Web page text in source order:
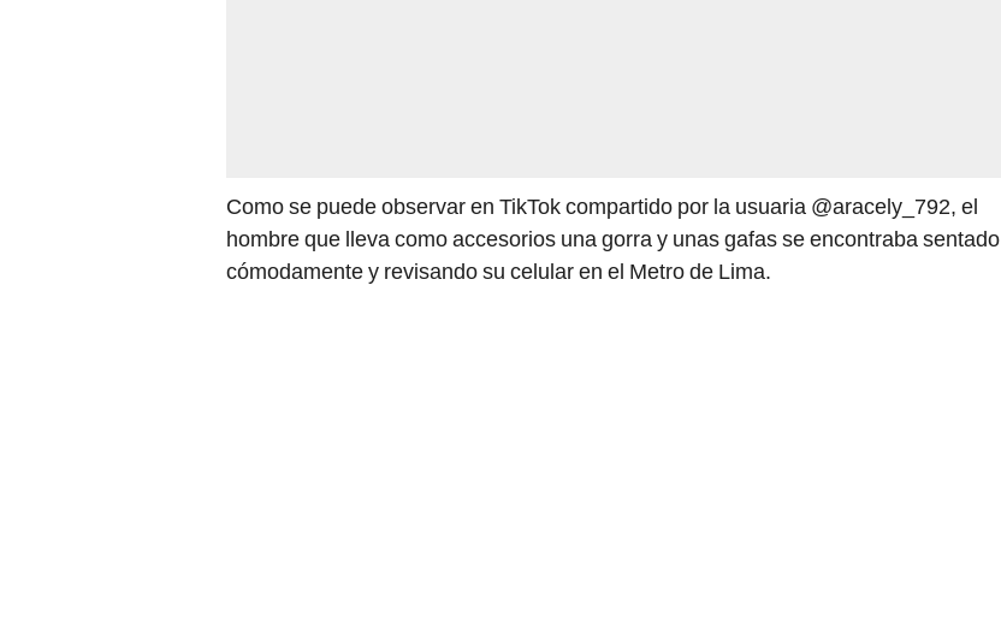
Como se puede observar en TikTok compartido por la usuaria @aracely_792, el
hombre que lleva como accesorios una gorra y unas gafas se encontraba sentado
cómodamente y revisando su celular en el Metro de Lima.